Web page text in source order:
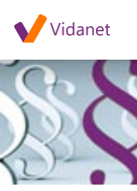
A Vidanet